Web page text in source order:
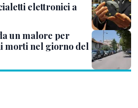
elettronici a
un malore per
morti nel giorno del